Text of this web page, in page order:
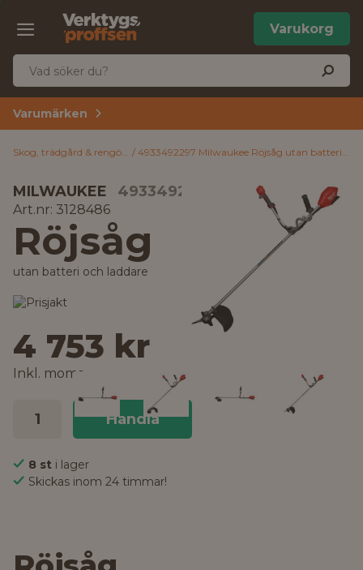
Varukorg
Varumärken
Skog, trädgård & rengöring 4933492297 Milwaukee Röjsåg utan batteri och laddare
MILWAUKEE 4933492297
Art.nr: 3128486
Röjsåg
utan batteri och laddare
4 753 kr
Inkl. moms
Handla
8 st i lager
Skickas inom 24 timmar!